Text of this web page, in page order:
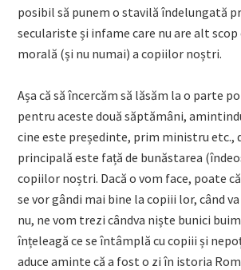
posibil să punem o stavilă îndelungată
seculariste și infame care nu are alt
morală (și nu numai) a copiilor noștri.
Așa că să încercăm să lăsăm la o parte
pentru aceste două săptămâni,
cine este președinte, prim ministru etc.,
principală este față de bunăstarea
copiilor noștri. Dacă o vom face, poate
se vor gândi mai bine la copiii lor, când
nu, ne vom trezi cândva niște bunici
înțeleagă ce se întâmplă cu copiii și
aduce aminte că a fost o zi în istoria